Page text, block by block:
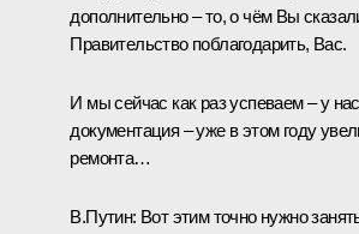
дополнительно – то, о чём Вы
Правительство поблагодарить, Вас.
И мы сейчас как раз успеваем – у
документация – уже в этом году
ремонта…
В.Путин: Вот этим точно нужно